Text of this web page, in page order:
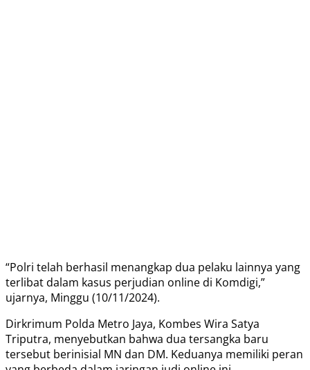
“Polri telah berhasil menangkap dua pelaku lainnya yang
terlibat dalam kasus perjudian online di Komdigi,”
ujarnya, Minggu (10/11/2024).
Dirkrimum Polda Metro Jaya, Kombes Wira Satya
Triputra, menyebutkan bahwa dua tersangka baru
tersebut berinisial MN dan DM. Keduanya memiliki peran